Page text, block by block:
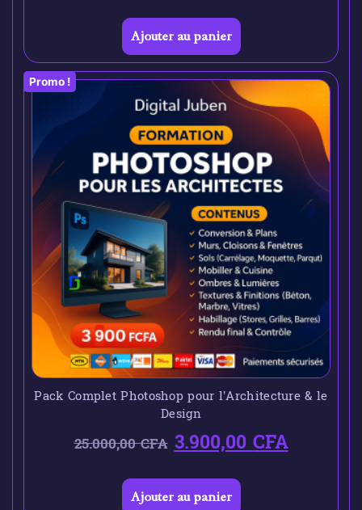
Ajouter au panier
Promo !
Pack Complet Photoshop pour l’Architecture & le
Design
25.000,00CFA 3.900,00CFA
Ajouter au panier